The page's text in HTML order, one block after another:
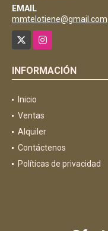
EMAIL
mmtelotiene@gmail.com
Instagram
INFORMACIÓN
Inicio
Ventas
Alquiler
Contáctenos
Políticas de privacidad